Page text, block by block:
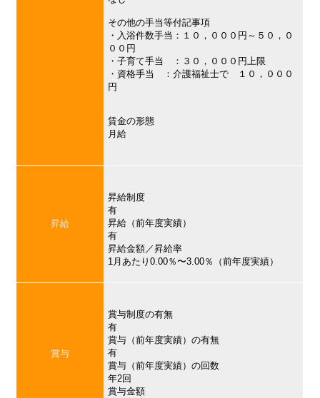
その他の手当等付記事項
・入浴件数手当：１０，０００円～５０，０
００円
・子育て手当 ：３０，０００円上限
・資格手当 ：介護福祉士で １０，０００
円
賃金の形態
月給
昇給
昇給制度
有
昇給（前年度実績）
有
昇給金額／昇給率
1月あたり0.00％〜3.00％（前年度実績）
賞与
賞与制度の有無
有
賞与（前年度実績）の有無
有
賞与（前年度実績）の回数
年2回
賞与金額